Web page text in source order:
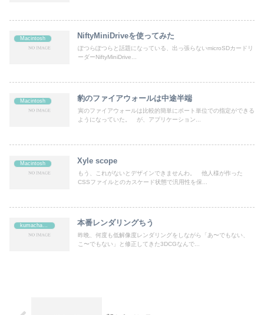
Macintosh NiftyMiniDriveを使ってみた
ぽつらぽつらと話題になっている、出っ張らないmicroSDカードリ
ーダーNiftyMiniDrive...
Macintosh 豹のファイアウォールは中途半端
寅のファイアウォールは比較的簡単にポート単位での指定ができる
ようになっていた。 が、アプリケーション...
Macintosh Xyle scope
もう、これがないとデザインできませんわ。 他人様が作った
CSSファイルとのカスケード状態で汎用性を保...
kumachan's 本番レンダリングちう
昨晩、何度も低解像度レンダリングをしながら「あ〜でもない、
こ〜でもない」と修正してきた3DCGなんで...